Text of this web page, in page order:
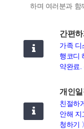
하며 여러분과 함
간편
가족 디
행코디
약완료.
개인
친절하
안해 지
청하기 〉